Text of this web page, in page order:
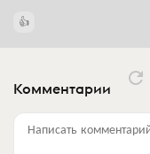
Комментарии
Написать